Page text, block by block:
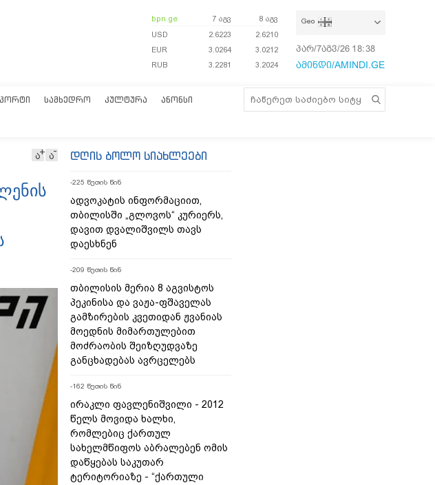
bpn.ge 7 აგვ
8 აგვ
USD
2.6223
2.6210
EUR
3.0264
3.0212
RUB
3.2281 3.2024
Geo
პარ/7აგვ/26 18:38:15
ამინდი/AMINDI.GE
ᲡᲐᲛᲮᲔᲓᲠᲝ ᲙᲣᲚᲢᲣᲠᲐ ᲐᲜᲝᲜᲡᲘ
ა ა დღის ბოლო სიახლეები
-225 წუთის წინ
ადვოკატის ინფორმაციით,
თბილისში „გლოვოს“ კურიერს,
დავით დვალიშვილს თავს
დაესხნენ
-209 წუთის წინ
თბილისის მერია 8 აგვისტოს
პეკინისა და ვაჟა-ფშაველას
გამზირების კვეთიდან ჟვანიას
მოედნის მიმართულებით
მოძრაობის შეიზღუდვაზე
განცხადებას ავრცელებს
-162 წუთის წინ
ირაკლი ფავლენიშვილი - 2012
წელს მოვიდა ხალხი,
რომლებიც ქართულ
სახელმწიფოს აბრალებენ ომის
დაწყებას საკუთარ
ტერიტორიაზე - “ქართული